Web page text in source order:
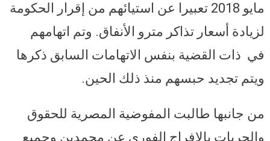
مايو 2018 تعبيرا عن استيائهم من إقرار الحكومة
لزيادة أسعار تذاكر مترو الأنفاق. وتم اتهامهم
في ذات القضية بنفس الاتهامات السابق ذكرها
ويتم تجديد حبسهم منذ ذلك الحين.
من جانبها طالبت المفوضية المصرية للحقوق
والحريات بالإفراج الفوري عن محمدين وجميع